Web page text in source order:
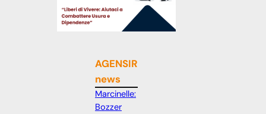
AGENSIR
news
Marcinelle:
Bozzer